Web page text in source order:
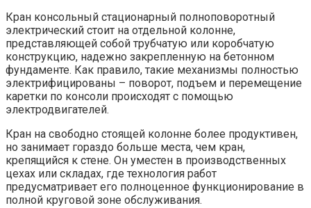
Кран консольный стационарный полноповоротный
электрический стоит на отдельной колонне,
представляющей собой трубчатую или коробчатую
конструкцию, надежно закрепленную на бетонном
фундаменте. Как правило, такие механизмы полностью
электрифицированы – поворот, подъем и перемещение
каретки по консоли происходят с помощью
электродвигателей.
Кран на свободно стоящей колонне более продуктивен,
но занимает гораздо больше места, чем кран,
крепящийся к стене. Он уместен в производственных
цехах или складах, где технология работ
предусматривает его полноценное функционирование в
полной круговой зоне обслуживания.